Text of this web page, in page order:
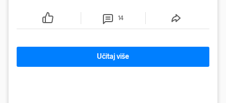
ga je naručio Uskok i da je dio spisa
14
Učitaj više